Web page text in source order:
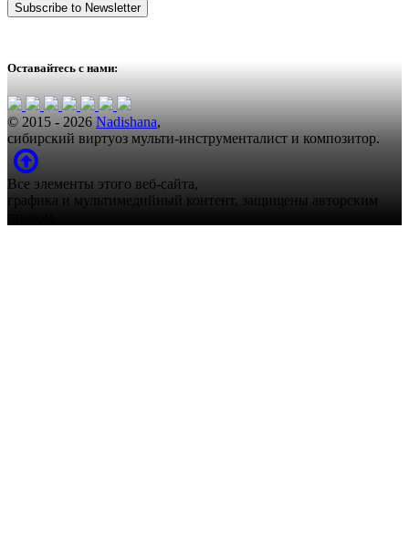
Оставайтесь с нами:
© 2015 - 2026 Nadishana,
сибирский виртуоз мульти-инструменталист и композитор.
Все элементы этого веб-сайта,
графика и мультимедийный контент, защищены авторским